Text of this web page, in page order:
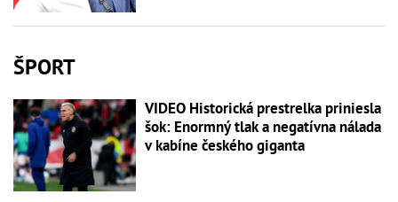
ŠPORT
VIDEO Historická prestrelka priniesla
šok: Enormný tlak a negatívna nálada
v kabíne českého giganta